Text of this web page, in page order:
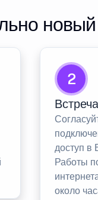
2
доступ в
Работы
около